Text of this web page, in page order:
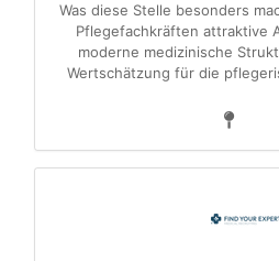
Was diese Stelle besonders
Pflegefachkräften attraktive
moderne medizinische
Wertschätzung für die